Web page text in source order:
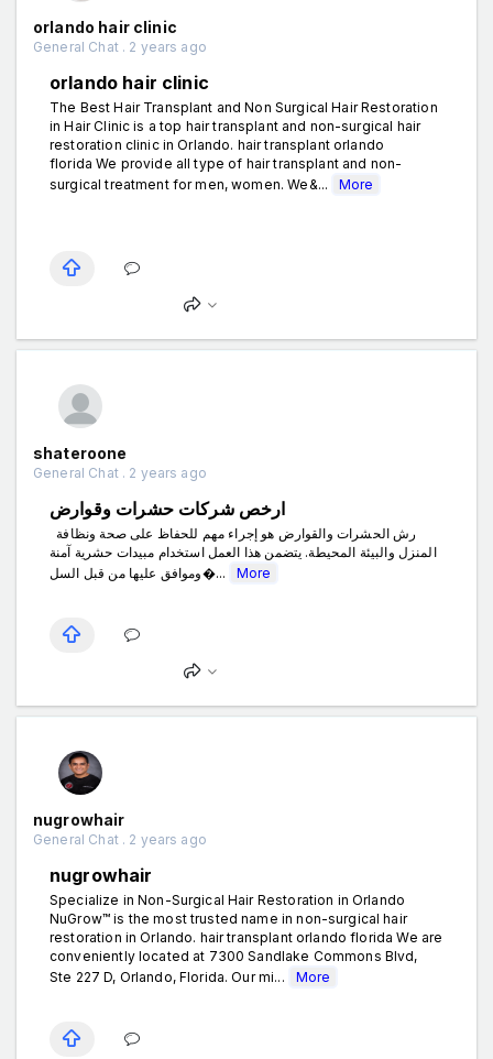
orlando hair clinic
General Chat . 2 years ago
orlando hair clinic
The Best Hair Transplant and Non Surgical Hair Restoration
in Hair Clinic is a top hair transplant and non-surgical hair
restoration clinic in Orlando. hair transplant orlando
florida We provide all type of hair transplant and non-
surgical treatment for men, women. We&...
More
shateroone
General Chat . 2 years ago
ارخص شركات حشرات وقوارض
رش الحشرات والقوارض هو إجراء مهم للحفاظ على صحة ونظافة
المنزل والبيئة المحيطة. يتضمن هذا العمل استخدام مبيدات حشرية آمنة
وموافق عليها من قبل السل�...
More
nugrowhair
General Chat . 2 years ago
nugrowhair
Specialize in Non-Surgical Hair Restoration in Orlando
NuGrow™ is the most trusted name in non-surgical hair
restoration in Orlando. hair transplant orlando florida We are
conveniently located at 7300 Sandlake Commons Blvd,
Ste 227 D, Orlando, Florida. Our mi...
More